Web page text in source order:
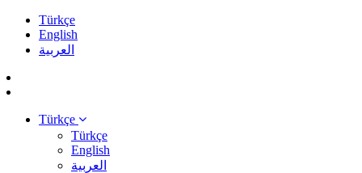
Türkçe
English
العربية
Türkçe
Türkçe
English
العربية